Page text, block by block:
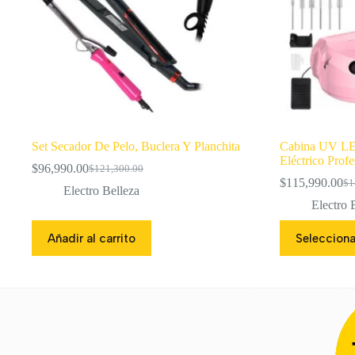
Set Secador De Pelo, Buclera Y Planchita
$121,300.00
El
precio
era:
$121,300.00.
$96,990.00El
precio
es:
$96,990.00.
Electro Belleza
Añadir al carrito
Cabina UV
Eléctrico
$
El
$115,990.00El
Electro
producto
tiene